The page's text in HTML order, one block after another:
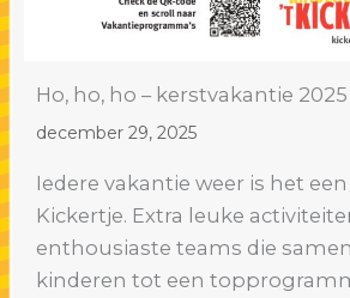
Ho, ho, ho – kerstvakantie 2025
december 29, 2025
Iedere vakantie weer is het een
Kickertje. Extra leuke
enthousiaste teams die
kinderen tot een